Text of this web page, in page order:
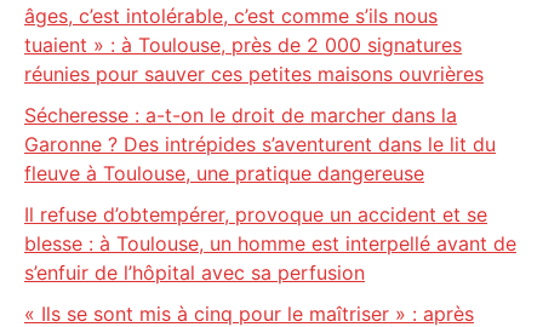
âges, c’est intolérable, c’est comme s’ils nous
tuaient » : à Toulouse, près de 2 000 signatures
réunies pour sauver ces petites maisons ouvrières
Sécheresse : a-t-on le droit de marcher dans la
Garonne ? Des intrépides s’aventurent dans le lit du
fleuve à Toulouse, une pratique dangereuse
Il refuse d’obtempérer, provoque un accident et se
blesse : à Toulouse, un homme est interpellé avant de
s’enfuir de l’hôpital avec sa perfusion
« Ils se sont mis à cinq pour le maîtriser » : après